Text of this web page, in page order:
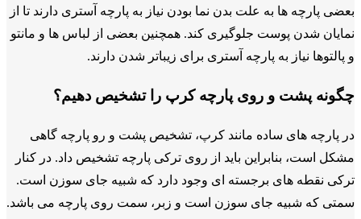
بعضی پارچه ها به علت بدن نما بودن نیاز به پارچه آستری دارند تا از
نمایان شدن پوست جلوگیری کند. همچنین بعضی از لباس ها و مانتو
و پالتوها نیاز به پارچه آستری برای زیباتر شدن دارند.
چگونه پشت و روی پارچه کرپ را تشخیص دهیم؟
در پارچه های ساده مانند کرپ، تشخیص پشت و رو پارچه گاهی
مشکل است، بنابراین باید از روی ترکی پارچه تشخیص داد. در کنار
ترکی نقطه های برجسته ای وجود دارد که شبیه جای سوزن است.
سمتی که شبیه جای سوزن است و زبر، سمت روی پارچه می باشد.